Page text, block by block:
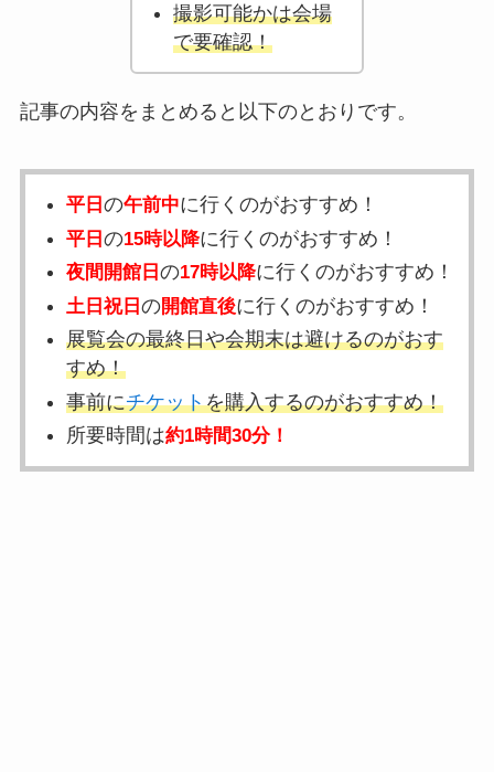
撮影可能かは会場
で要確認！
記事の内容をまとめると以下のとおりです。
平日 の午前中に行くのがおすすめ！
平日 の15時以降に行くのがおすすめ！
夜間開館日 の17時以降に行くのがおすすめ！
土日祝日 の開館直後に行くのがおすすめ！
展覧会の最終日や会期末は避けるのがおす
すめ！
事前にチケットを購入するのがおすすめ！
所要時間は約1時間30分！